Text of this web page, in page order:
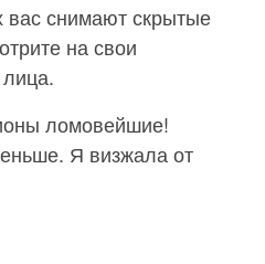
вас снимают скрытые
на свои
ломовейшие!
Я визжала от